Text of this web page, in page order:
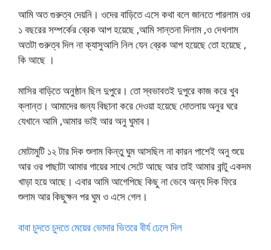
আমি অত গুরুত্ব দেয়নি। ওদের বাড়িতে এসে কথা বলে জানতে পারলাম ওর
১ বছরের সম্পর্কের ব্রেক আপ হয়েছে ,আমি সান্তনা দিলাম ,ও দেখলাম
অতটা গুরুত্ব দিল না ক্যাসুআলি নিল যেন ব্রেক আপ হয়েছে তো হয়েছে ,
কি আছে ।
মাসির বাড়িতে অনুষ্ঠান ছিল দুপুরে। তো স্বভাবতই দুপুরে কাজ করে খুব
ক্লান্ত। আমাদের জন্য বিছানা করে দেওয়া হয়েছে দোতলায় অনুর ঘরে
যেখানে আমি ,আমার ভাই আর অনু ঘুমাব।
মোটামুটি ১২ টার দিক শুলাম কিন্তু ঘুম আসছিল না কারন পাশেই অনু শুয়ে
আর ওর পাছাটা আমার গায়ের সাথে সেটে আছে আর তাই আমার বান্টু একদম
খাড়া হয়ে আছে। এবার আমি আগেপিছে কিছু না ভেবে অন্য দিক ফিরে
শুলাম আর কিছুক্ষন পর ঘুম ও এসে গেল।
বাবা চুদতে চুদতে মেয়ের ভোদার ভিতরে বীর্য ঢেলে দিল